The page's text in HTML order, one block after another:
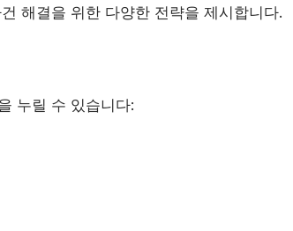
해결을 위한 다양한 전략을 제시합니다.
누릴 수 있습니다: